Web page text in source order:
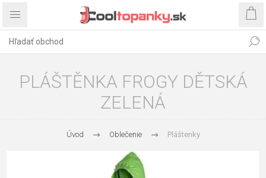
PLÁŠTĚNKA FROGY DĚTSKÁ
ZELENÁ
Úvod Oblečenie Pláštenky